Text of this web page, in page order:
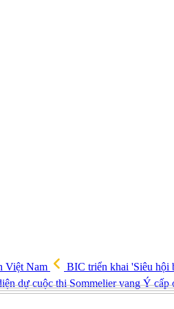
Việt Nam
BIC triển khai 'Siêu hội
dự cuộc thi Sommelier vang Ý